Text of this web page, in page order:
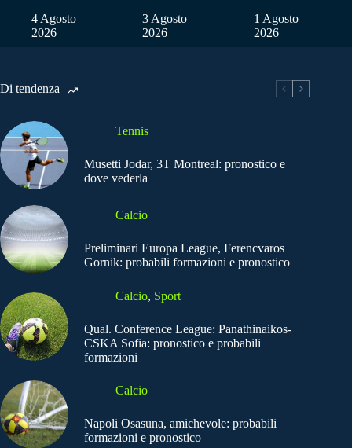
4 Agosto
2026
3 Agosto
2026
1 Agosto
2026
Di tendenza
Tennis
Musetti Jodar, 3T Montreal: pronostico e
dove vederla
Calcio
Preliminari Europa League, Ferencvaros
Gornik: probabili formazioni e pronostico
Calcio, Sport
Qual. Conference League: Panathinaikos-
CSKA Sofia: pronostico e probabili
formazioni
Calcio
Napoli Osasuna, amichevole: probabili
formazioni e pronostico